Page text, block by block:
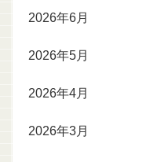
2026年6月
2026年5月
2026年4月
2026年3月